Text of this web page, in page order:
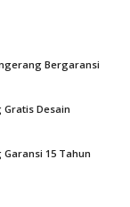
Bergaransi
Desain
15 Tahun